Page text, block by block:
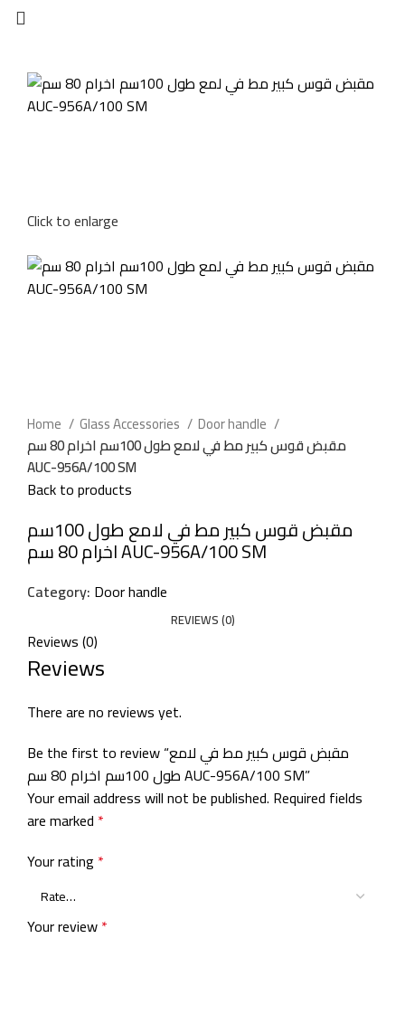
Click to enlarge
Home Glass Accessories
Door handle
مقبض قوس كبير مط في لامع طول 100سم اخرام 80 سم
AUC-956A/100 SM
Back to products
مقبض قوس كبير مط في لامع طول 100سم
اخرام 80 سم AUC-956A/100 SM
Category: Door handle
REVIEWS (0)
Reviews (0)
Reviews
There are no reviews yet.
Be the first to review “مقبض قوس كبير مط في لامع
طول 100سم اخرام 80 سم AUC-956A/100 SM”
Your email address will not be published. Required fields
are marked *
Your rating *
Your review*